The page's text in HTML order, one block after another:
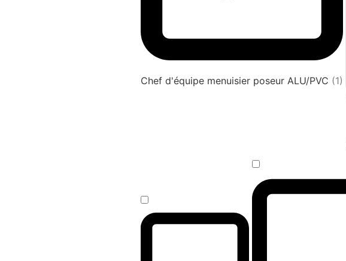
Chef d'équipe menuisier poseur ALU/PVC (1)